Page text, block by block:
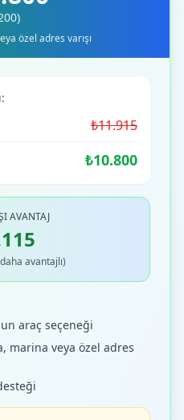
özel adres varışı
₺11.915
₺10.800
AVANTAJ
avantajlı)
araç seçeneği
marina veya özel adres